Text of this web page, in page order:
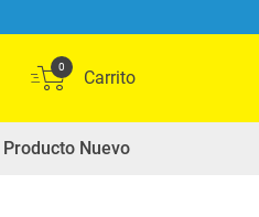
0
Producto Nuevo